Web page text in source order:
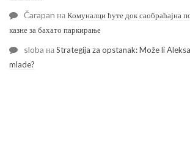
Čarapan наКомуналци ћуте док саобраћајна
казне за бахато паркирање
sloba наStrategija za opstanak: Može li
mlade?